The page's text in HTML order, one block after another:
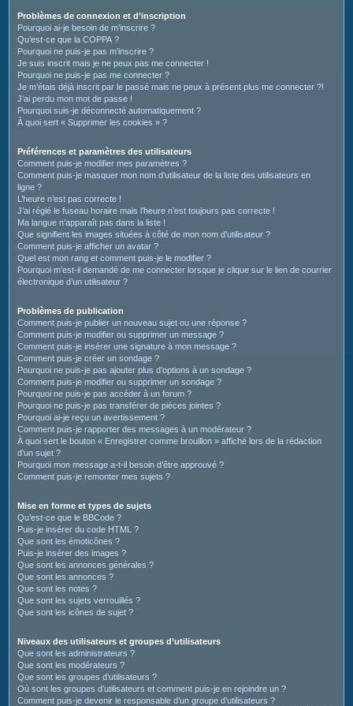
Problèmes de connexion et d’inscription
Pourquoi ai-je besoin de m’inscrire ?
Qu’est-ce que la COPPA ?
Pourquoi ne puis-je pas m’inscrire ?
Je suis inscrit mais je ne peux pas me connecter !
Pourquoi ne puis-je pas me connecter ?
Je m’étais déjà inscrit par le passé mais ne peux à présent plus me connecter ?!
J’ai perdu mon mot de passe !
Pourquoi suis-je déconnecté automatiquement ?
À quoi sert « Supprimer les cookies » ?
Préférences et paramètres des utilisateurs
Comment puis-je modifier mes paramètres ?
Comment puis-je masquer mon nom d’utilisateur de la liste des utilisateurs en
ligne ?
L’heure n’est pas correcte !
J’ai réglé le fuseau horaire mais l’heure n’est toujours pas correcte !
Ma langue n’apparaît pas dans la liste !
Que signifient les images situées à côté de mon nom d’utilisateur ?
Comment puis-je afficher un avatar ?
Quel est mon rang et comment puis-je le modifier ?
Pourquoi m’est-il demandé de me connecter lorsque je clique sur le lien de courrier
électronique d’un utilisateur ?
Problèmes de publication
Comment puis-je publier un nouveau sujet ou une réponse ?
Comment puis-je modifier ou supprimer un message ?
Comment puis-je insérer une signature à mon message ?
Comment puis-je créer un sondage ?
Pourquoi ne puis-je pas ajouter plus d’options à un sondage ?
Comment puis-je modifier ou supprimer un sondage ?
Pourquoi ne puis-je pas accéder à un forum ?
Pourquoi ne puis-je pas transférer de pièces jointes ?
Pourquoi ai-je reçu un avertissement ?
Comment puis-je rapporter des messages à un modérateur ?
À quoi sert le bouton « Enregistrer comme brouillon » affiché lors de la rédaction
d’un sujet ?
Pourquoi mon message a-t-il besoin d’être approuvé ?
Comment puis-je remonter mes sujets ?
Mise en forme et types de sujets
Qu’est-ce que le BBCode ?
Puis-je insérer du code HTML ?
Que sont les émoticônes ?
Puis-je insérer des images ?
Que sont les annonces générales ?
Que sont les annonces ?
Que sont les notes ?
Que sont les sujets verrouillés ?
Que sont les icônes de sujet ?
Niveaux des utilisateurs et groupes d’utilisateurs
Que sont les administrateurs ?
Que sont les modérateurs ?
Que sont les groupes d’utilisateurs ?
Où sont les groupes d’utilisateurs et comment puis-je en rejoindre un ?
Comment puis-je devenir le responsable d’un groupe d’utilisateurs ?